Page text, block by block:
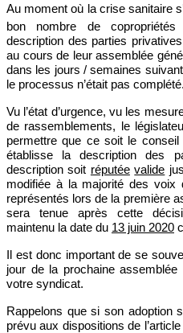
Au moment où la crise sanitaire
bon nombre de
description des parties
au cours de leur assemblée
dans les jours / semaines
le processus n’était pas complété.
Vu l’état d’urgence, vu les
de rassemblements, le
permettre que ce soit le conseil
établisse la description des
description soit réputée valide
modifiée à la majorité des voix
représentés lors de la première
sera tenue après cette
maintenu la date du 13 juin 2020
Il est donc important de se
jour de la prochaine
votre syndicat.
Rappelons que si son adoption
prévu aux dispositions de